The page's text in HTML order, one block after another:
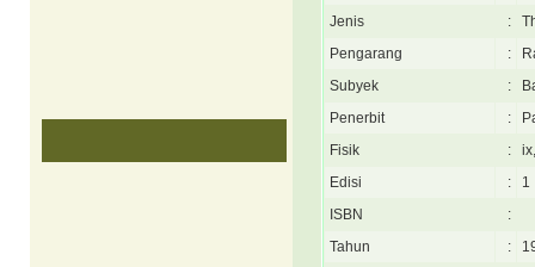
Jenis
:
Pengarang
:
Subyek
:
Penerbit
:
Fisik
:
Edisi
:
1
ISBN
:
Tahun
: